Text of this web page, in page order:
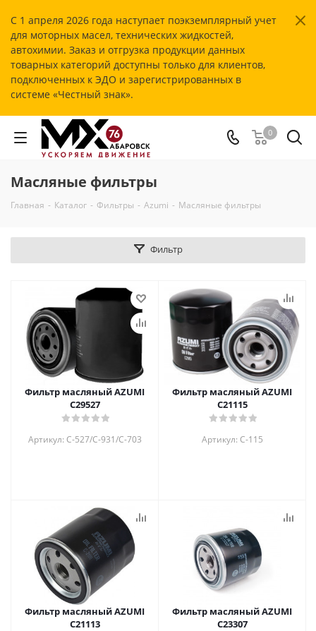
С 1 апреля 2026 года наступает поэкземплярный учет
для моторных масел, технических жидкостей,
автохимии. Заказ и отгрузка продукции данных
товарных категорий доступны только для клиентов,
подключенных к ЭДО и зарегистрированных в
системе «Честный знак».
0
Масляные фильтры
Главная - Каталог - Фильтры - Azumi - Масляные фильтры
Фильтр
Фильтр масляный AZUMI
C29527
Артикул: C-527/C-931/C-703
Фильтр масляный AZUMI
C21115
Артикул: C-115
Фильтр масляный AZUMI
C21113
Фильтр масляный AZUMI
C23307